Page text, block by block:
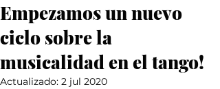
Empezamos un nuevo
ciclo sobre la
musicalidad en el tango!
Actualizado: 2 jul 2020